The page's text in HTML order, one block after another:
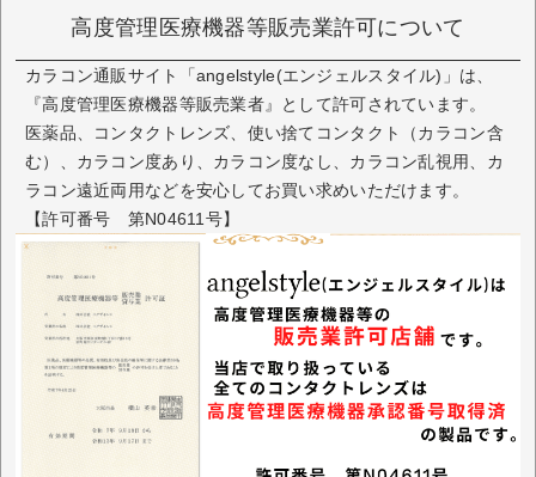
高度管理医療機器等販売業許可について
カラコン通販サイト「angelstyle(エンジェルスタイル)」は、
『高度管理医療機器等販売業者』として許可されています。
医薬品、コンタクトレンズ、使い捨てコンタクト（カラコン含
む）、カラコン度あり、カラコン度なし、カラコン乱視用、カ
ラコン遠近両用などを安心してお買い求めいただけます。
【許可番号 第N04611号】